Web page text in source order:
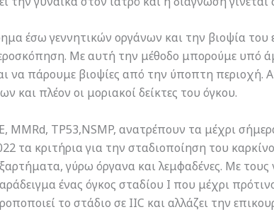
έσω γεννητικών οργάνων και την βιοψία
Με αυτή την μέθοδο μπορούμε υπό
να πάρουμε βιοψίες από την ύποπτη περιοχή.
πλέον οι μοριακοί δείκτες του όγκου.
MMRd, TP53,NSMP, ανατρέπουν τα μέχρι
τα κριτήρια για την σταδιοποίηση του
γύρω όργανα και λεμφαδένες. Με τους
ένας όγκος σταδίου Ι που μέχρι
το στάδιο σε IIC και αλλάζει την